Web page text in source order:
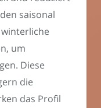
saisonal
um
Diese
die
das Profil